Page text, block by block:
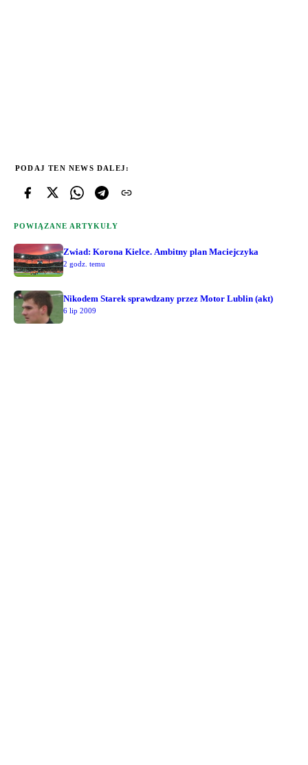
PODAJ TEN NEWS DALEJ:
POWIĄZANE ARTYKUŁY
Zwiad: Korona Kielce. Ambitny plan Maciejczyka
2 godz. temu
Nikodem Starek sprawdzany przez Motor Lublin (akt)
6 lip 2009